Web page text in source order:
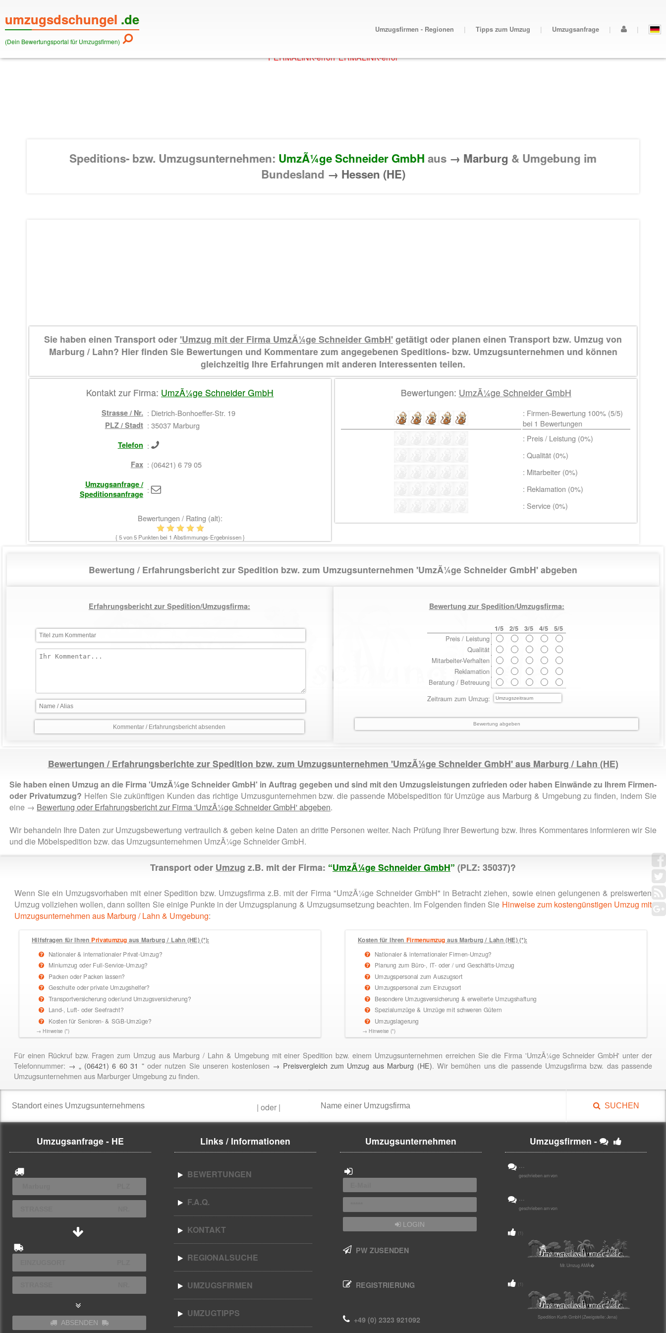
umzugsdschungel .de
(Dein Bewertungsportal für Umzugsfirmen)
Umzugsfirmen - Regionen | Tipps zum Umzug | Umzugsanfrage | |
PERMALINK-errorPERMALINK-error
Speditions- bzw. Umzugsunternehmen: UmzÃ¼ge Schneider GmbH aus → Marburg & Umgebung im
Bundesland → Hessen (HE)
Sie haben einen Transport oder 'Umzug mit der Firma UmzÃ¼ge Schneider GmbH' getätigt oder planen einen Transport bzw. Umzug von
Marburg / Lahn? Hier finden Sie Bewertungen und Kommentare zum angegebenen Speditions- bzw. Umzugsunternehmen und können
gleichzeitig Ihre Erfahrungen mit anderen Interessenten teilen.
Kontakt zur Firma: UmzÃ¼ge Schneider GmbH
Strasse / Nr. : Dietrich-Bonhoeffer-Str. 19
PLZ / Stadt : 35037 Marburg
Telefon :
Fax : (06421) 6 79 05
Umzugsanfrage /
Speditionsanfrage :
Bewertungen / Rating (alt):
{ 5von 5 Punkten bei 1 Abstimmungs-Ergebnissen }
Bewertungen: UmzÃ¼ge Schneider GmbH
: Firmen-Bewertung 100% (5/5)
bei 1 Bewertungen
: Preis / Leistung (0%)
: Qualität (0%)
: Mitarbeiter (0%)
: Reklamation (0%)
: Service (0%)
Bewertung / Erfahrungsbericht zur Spedition bzw. zum Umzugsunternehmen 'UmzÃ¼ge Schneider GmbH' abgeben
Erfahrungsbericht zur Spedition/Umzugsfirma: Bewertung zur Spedition/Umzugsfirma:
1/5 2/5 3/5 4/5 5/5
Zeitraum zum Umzug:
Preis / Leistung
Qualität
Mitarbeiter-Verhalten
Reklamation
Beratung / Betreuung
Bewertungen / Erfahrungsberichte zur Spedition bzw. zum Umzugsunternehmen 'UmzÃ¼ge Schneider GmbH' aus Marburg / Lahn (HE)
Sie haben einen Umzug an die Firma 'UmzÃ¼ge Schneider GmbH' in Auftrag gegeben und sind mit den Umzugsleistungen zufrieden oder haben Einwände zu Ihrem Firmen-
oder Privatumzug? Helfen Sie zukünftigen Kunden das richtige Umzusgunternehmen bzw. die passende Möbelspedition für Umzüge aus Marburg & Umgebung zu finden, indem Sie
eine → Bewertung oder Erfahrungsbericht zur Firma 'UmzÃ¼ge Schneider GmbH' abgeben.
Wir behandeln Ihre Daten zur Umzugsbewertung vertraulich & geben keine Daten an dritte Personen weiter. Nach Prüfung Ihrer Bewertung bzw. Ihres Kommentares informieren wir Sie
und die Möbelspedition bzw. das Umzugsunternehmen UmzÃ¼ge Schneider GmbH.
Transport oder Umzug z.B. mit der Firma: “UmzÃ¼ge Schneider GmbH” (PLZ: 35037)?
Wenn Sie ein Umzugsvorhaben mit einer Spedition bzw. Umzugsfirma z.B. mit der Firma "UmzÃ¼ge Schneider GmbH" in Betracht ziehen, sowie einen gelungenen & preiswerten
Umzug vollziehen wollen, dann sollten Sie einige Punkte in der Umzugsplanung & Umzugsumsetzung beachten. Im Folgenden finden Sie Hinweise zum kostengünstigen Umzug mit
Umzugsunternehmen aus Marburg / Lahn & Umgebung:
Hilfsfragen für Ihren Privatumzug aus Marburg / Lahn (HE) (*):
Nationaler & internationaler Privat-Umzug?
Miniumzug oder Full-Service-Umzug?
Packen oder Packen lassen?
Geschulte oder private Umzugshelfer?
Transportversicherung oder/und Umzugsversicherung?
Land-, Luft- oder Seefracht?
Kosten für Senioren- & SGB-Umzüge?
→ Hinweise (*)
Kosten für Ihren Firmenumzug aus Marburg / Lahn (HE) (*):
Nationaler & internationaler Firmen-Umzug?
Planung zum Büro-, IT- oder / und Geschäfts-Umzug
Umzugspersonal zum Auszugsort
Umzugspersonal zum Einzugsort
Besondere Umzugsversicherung & erweiterte Umzugshaftung
Spezialumzüge & Umzüge mit schweren Gütern
Umzugslagerung
→ Hinweise (*)
Für einen Rückruf bzw. Fragen zum Umzug aus Marburg / Lahn & Umgebung mit einer Spedition bzw. einem Umzugsunternehmen erreichen Sie die Firma 'UmzÃ¼ge Schneider GmbH' unter der
Telefonnummer: → „ (06421) 6 60 31 ”oder nutzen Sie unseren kostenlosen → Preisvergleich zum Umzug aus Marburg (HE). Wir bemühen uns die passende Umzugsfirma bzw. das passende
Umzugsunternehmen aus Marburger Umgebung zu finden.
| oder | SUCHEN
Umzugsanfrage - HE
ABSENDEN
Links / Informationen
BEWERTUNGEN
F.A.Q.
KONTAKT
REGIONALSUCHE
UMZUGSFIRMEN
UMZUGTIPPS
Umzugsunternehmen
LOGIN
PW ZUSENDEN
REGISTRIERUNG
+49 (0) 2323 921092
Umzugsfirmen -
geschrieben am von
geschrieben am von
(1)
Mr. Umzug AMÃ�
(1)
Spedition Kurth GmbH (Zweigstelle: Jena)